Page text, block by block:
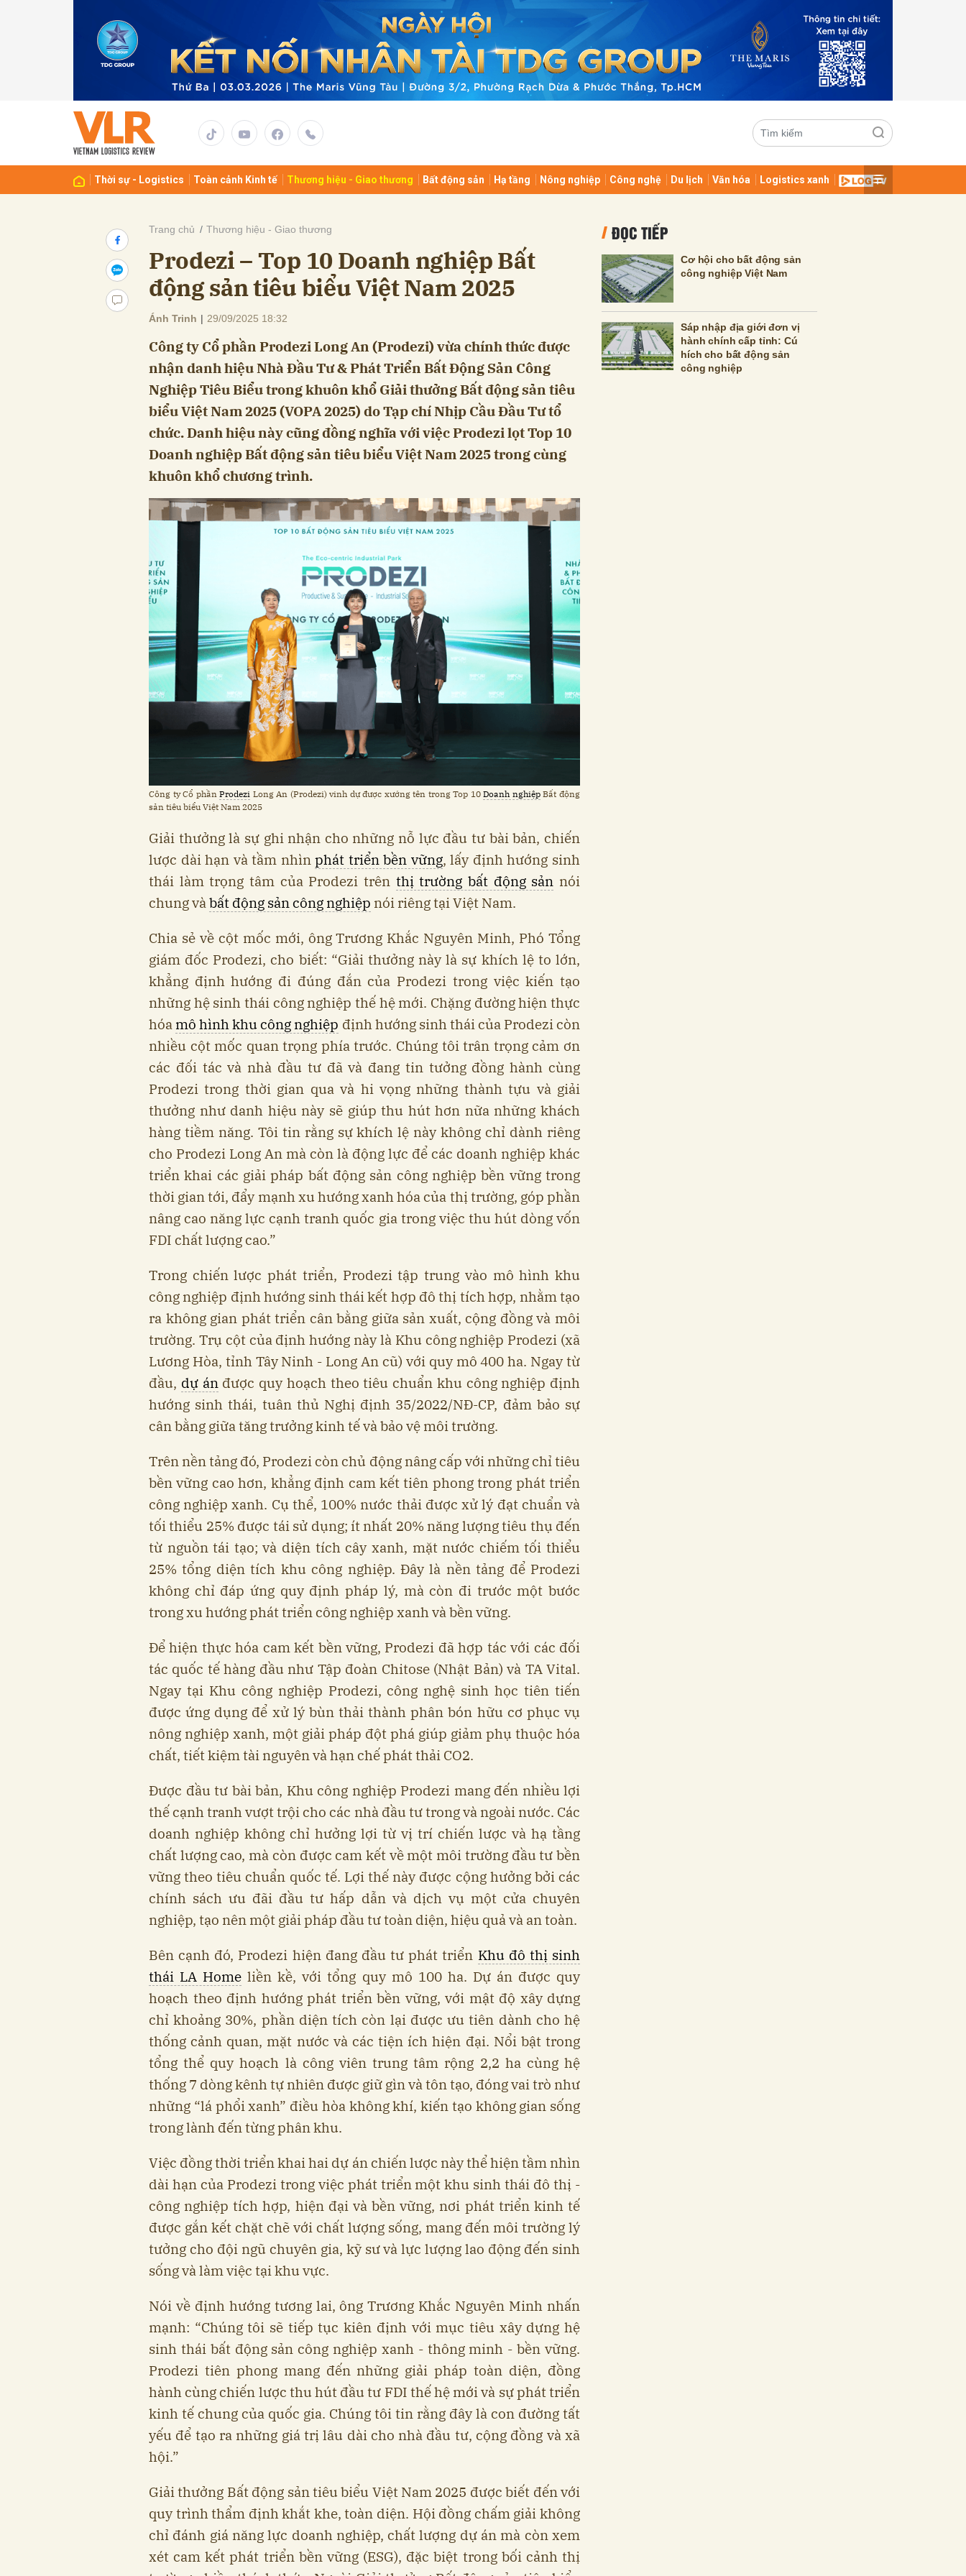
Thời sự - Logistics Toàn cảnh Kinh tế Thương hiệu - Giao thương Bất động sản Hạ tầng Nông nghiệp Công nghệ Du lịch Văn hóa Logistics xanh
Trang chủ Thương hiệu - Giao thương
Prodezi – Top 10 Doanh nghiệp Bất
động sản tiêu biểu Việt Nam 2025
Ánh Trinh | 29/09/2025 18:32
Công ty Cổ phần Prodezi Long An (Prodezi) vừa chính thức được
nhận danh hiệu Nhà Đầu Tư & Phát Triển Bất Động Sản Công
Nghiệp Tiêu Biểu trong khuôn khổ Giải thưởng Bất động sản tiêu
biểu Việt Nam 2025 (VOPA 2025) do Tạp chí Nhịp Cầu Đầu Tư tổ
chức. Danh hiệu này cũng đồng nghĩa với việc Prodezi lọt Top 10
Doanh nghiệp Bất động sản tiêu biểu Việt Nam 2025 trong cùng
khuôn khổ chương trình.
Công ty Cổ phầnProdezi Long An (Prodezi) vinh dự được xướng tên trong Top 10Doanh nghiệpBất động
sản tiêu biểu Việt Nam 2025
Giải thưởng là sự ghi nhận cho những nỗ lực đầu tư bài bản, chiến
lược dài hạn và tầm nhìnphát triển bền vững, lấy định hướng sinh
thái làm trọng tâm của Prodezi trên thị trường bất động sản nói
chung vàbất động sản công nghiệp nói riêng tại Việt Nam.
Chia sẻ về cột mốc mới, ông Trương Khắc Nguyên Minh, Phó Tổng
giám đốc Prodezi, cho biết: “Giải thưởng này là sự khích lệ to lớn,
khẳng định hướng đi đúng đắn của Prodezi trong việc kiến tạo
những hệ sinh thái công nghiệp thế hệ mới. Chặng đường hiện thực
hóa mô hình khu công nghiệp định hướng sinh thái của Prodezi còn
nhiều cột mốc quan trọng phía trước. Chúng tôi trân trọng cảm ơn
các đối tác và nhà đầu tư đã và đang tin tưởng đồng hành cùng
Prodezi trong thời gian qua và hi vọng những thành tựu và giải
thưởng như danh hiệu này sẽ giúp thu hút hơn nữa những khách
hàng tiềm năng. Tôi tin rằng sự khích lệ này không chỉ dành riêng
cho Prodezi Long An mà còn là động lực để các doanh nghiệp khác
triển khai các giải pháp bất động sản công nghiệp bền vững trong
thời gian tới, đẩy mạnh xu hướng xanh hóa của thị trường, góp phần
nâng cao năng lực cạnh tranh quốc gia trong việc thu hút dòng vốn
FDI chất lượng cao.”
Trong chiến lược phát triển, Prodezi tập trung vào mô hình khu
công nghiệp định hướng sinh thái kết hợp đô thị tích hợp, nhằm tạo
ra không gian phát triển cân bằng giữa sản xuất, cộng đồng và môi
trường. Trụ cột của định hướng này là Khu công nghiệp Prodezi (xã
Lương Hòa, tỉnh Tây Ninh - Long An cũ) với quy mô 400 ha. Ngay từ
đầu, dự ánđược quy hoạch theo tiêu chuẩn khu công nghiệp định
hướng sinh thái, tuân thủ Nghị định 35/2022/NĐ-CP, đảm bảo sự
cân bằng giữa tăng trưởng kinh tế và bảo vệ môi trường.
Trên nền tảng đó, Prodezi còn chủ động nâng cấp với những chỉ tiêu
bền vững cao hơn, khẳng định cam kết tiên phong trong phát triển
công nghiệp xanh. Cụ thể, 100% nước thải được xử lý đạt chuẩn và
tối thiểu 25% được tái sử dụng; ít nhất 20% năng lượng tiêu thụ đến
từ nguồn tái tạo; và diện tích cây xanh, mặt nước chiếm tối thiểu
25% tổng diện tích khu công nghiệp. Đây là nền tảng để Prodezi
không chỉ đáp ứng quy định pháp lý, mà còn đi trước một bước
trong xu hướng phát triển công nghiệp xanh và bền vững.
Để hiện thực hóa cam kết bền vững, Prodezi đã hợp tác với các đối
tác quốc tế hàng đầu như Tập đoàn Chitose (Nhật Bản) và TA Vital.
Ngay tại Khu công nghiệp Prodezi, công nghệ sinh học tiên tiến
được ứng dụng để xử lý bùn thải thành phân bón hữu cơ phục vụ
nông nghiệp xanh, một giải pháp đột phá giúp giảm phụ thuộc hóa
chất, tiết kiệm tài nguyên và hạn chế phát thải CO2.
Được đầu tư bài bản, Khu công nghiệp Prodezi mang đến nhiều lợi
thế cạnh tranh vượt trội cho các nhà đầu tư trong và ngoài nước. Các
doanh nghiệp không chỉ hưởng lợi từ vị trí chiến lược và hạ tầng
chất lượng cao, mà còn được cam kết về một môi trường đầu tư bền
vững theo tiêu chuẩn quốc tế. Lợi thế này được cộng hưởng bởi các
chính sách ưu đãi đầu tư hấp dẫn và dịch vụ một cửa chuyên
nghiệp, tạo nên một giải pháp đầu tư toàn diện, hiệu quả và an toàn.
Bên cạnh đó, Prodezi hiện đang đầu tư phát triển Khu đô thị sinh
thái LA Home liền kề, với tổng quy mô 100 ha. Dự án được quy
hoạch theo định hướng phát triển bền vững, với mật độ xây dựng
chỉ khoảng 30%, phần diện tích còn lại được ưu tiên dành cho hệ
thống cảnh quan, mặt nước và các tiện ích hiện đại. Nổi bật trong
tổng thể quy hoạch là công viên trung tâm rộng 2,2 ha cùng hệ
thống 7 dòng kênh tự nhiên được giữ gìn và tôn tạo, đóng vai trò như
những “lá phổi xanh” điều hòa không khí, kiến tạo không gian sống
trong lành đến từng phân khu.
Việc đồng thời triển khai hai dự án chiến lược này thể hiện tầm nhìn
dài hạn của Prodezi trong việc phát triển một khu sinh thái đô thị -
công nghiệp tích hợp, hiện đại và bền vững, nơi phát triển kinh tế
được gắn kết chặt chẽ với chất lượng sống, mang đến môi trường lý
tưởng cho đội ngũ chuyên gia, kỹ sư và lực lượng lao động đến sinh
sống và làm việc tại khu vực.
Nói về định hướng tương lai, ông Trương Khắc Nguyên Minh nhấn
mạnh: “Chúng tôi sẽ tiếp tục kiên định với mục tiêu xây dựng hệ
sinh thái bất động sản công nghiệp xanh - thông minh - bền vững.
Prodezi tiên phong mang đến những giải pháp toàn diện, đồng
hành cùng chiến lược thu hút đầu tư FDI thế hệ mới và sự phát triển
kinh tế chung của quốc gia. Chúng tôi tin rằng đây là con đường tất
yếu để tạo ra những giá trị lâu dài cho nhà đầu tư, cộng đồng và xã
hội.”
Giải thưởng Bất động sản tiêu biểu Việt Nam 2025 được biết đến với
quy trình thẩm định khắt khe, toàn diện. Hội đồng chấm giải không
chỉ đánh giá năng lực doanh nghiệp, chất lượng dự án mà còn xem
xét cam kết phát triển bền vững (ESG), đặc biệt trong bối cảnh thị
ĐỌC TIẾP
Cơ hội cho bất động sản
công nghiệp Việt Nam
Sáp nhập địa giới đơn vị
hành chính cấp tỉnh: Cú
hích cho bất động sản
công nghiệp
Gửi bình luận